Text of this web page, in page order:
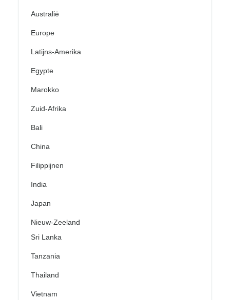
Australië
Europe
Latijns-Amerika
Egypte
Marokko
Zuid-Afrika
Bali
China
Filippijnen
India
Japan
Nieuw-Zeeland
Sri Lanka
Tanzania
Thailand
Vietnam